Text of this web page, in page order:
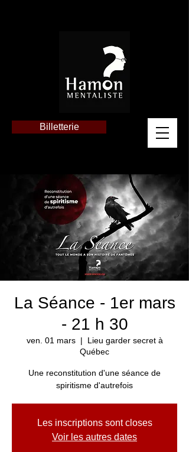
Billetterie
La Séance - 1er mars
- 21 h 30
ven. 01 mars
  |
Lieu garder secret à
Québec
Une reconstitution d'une séance de
spiritisme d'autrefois
Les inscriptions sont closes
Voir les autres dates